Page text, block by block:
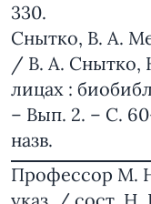
330.
Снытко, В. А.
/ В. А.
лицах :
– Вып. 2. – С.
назв.
Профессор М.